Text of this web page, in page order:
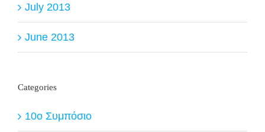
July 2013
June 2013
Categories
10ο Συμπόσιο